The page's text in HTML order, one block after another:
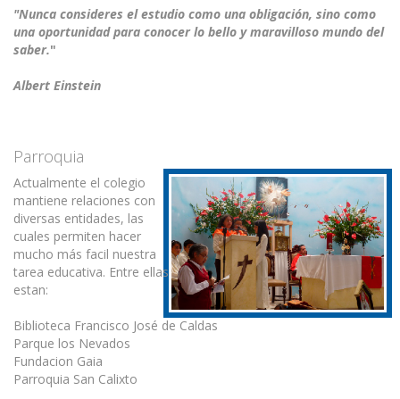
"Nunca consideres el estudio como una obligación, sino como
una oportunidad para conocer lo bello y maravilloso mundo del
saber."
Albert Einstein
Parroquia
Actualmente el colegio
mantiene relaciones con
diversas entidades, las
cuales permiten hacer
mucho más facil nuestra
tarea educativa. Entre ellas
estan:
Biblioteca Francisco José de Caldas
Parque los Nevados
Fundacion Gaia
Parroquia San Calixto